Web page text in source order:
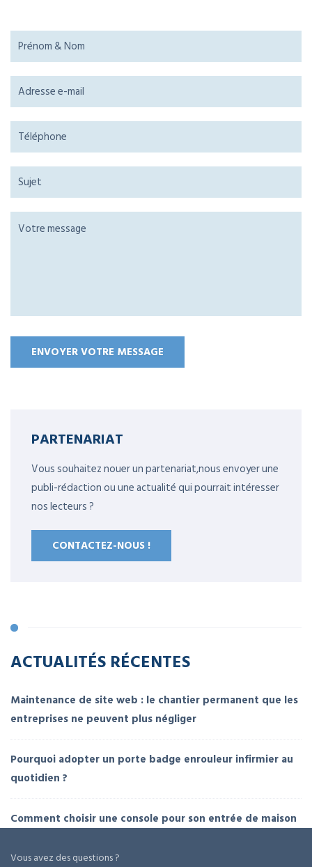
PARTENARIAT
Vous souhaitez nouer un partenariat,nous envoyer une
publi-rédaction ou une actualité qui pourrait intéresser
nos lecteurs ?
CONTACTEZ-NOUS !
ACTUALITÉS RÉCENTES
Maintenance de site web : le chantier permanent que les
entreprises ne peuvent plus négliger
Pourquoi adopter un porte badge enrouleur infirmier au
quotidien ?
Comment choisir une console pour son entrée de maison
Vous avez des questions ?